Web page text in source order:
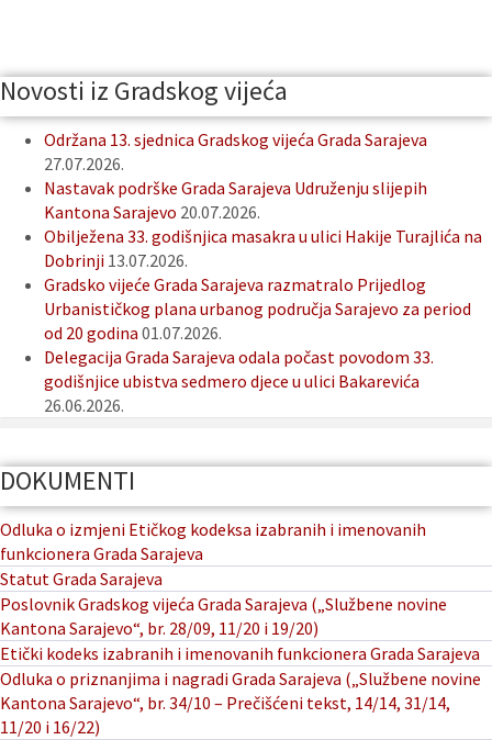
Novosti iz Gradskog vijeća
Održana 13. sjednica Gradskog vijeća Grada Sarajeva
27.07.2026.
Nastavak podrške Grada Sarajeva Udruženju slijepih
Kantona Sarajevo 20.07.2026.
Obilježena 33. godišnjica masakra u ulici Hakije Turajlića na
Dobrinji 13.07.2026.
Gradsko vijeće Grada Sarajeva razmatralo Prijedlog
Urbanističkog plana urbanog područja Sarajevo za period
od 20 godina 01.07.2026.
Delegacija Grada Sarajeva odala počast povodom 33.
godišnjice ubistva sedmero djece u ulici Bakarevića
26.06.2026.
DOKUMENTI
Odluka o izmjeni Etičkog kodeksa izabranih i imenovanih
funkcionera Grada Sarajeva
Statut Grada Sarajeva
Poslovnik Gradskog vijeća Grada Sarajeva („Službene novine
Kantona Sarajevo“, br. 28/09, 11/20 i 19/20)
Etički kodeks izabranih i imenovanih funkcionera Grada Sarajeva
Odluka o priznanjima i nagradi Grada Sarajeva („Službene novine
Kantona Sarajevo“, br. 34/10 – Prečišćeni tekst, 14/14, 31/14,
11/20 i 16/22)